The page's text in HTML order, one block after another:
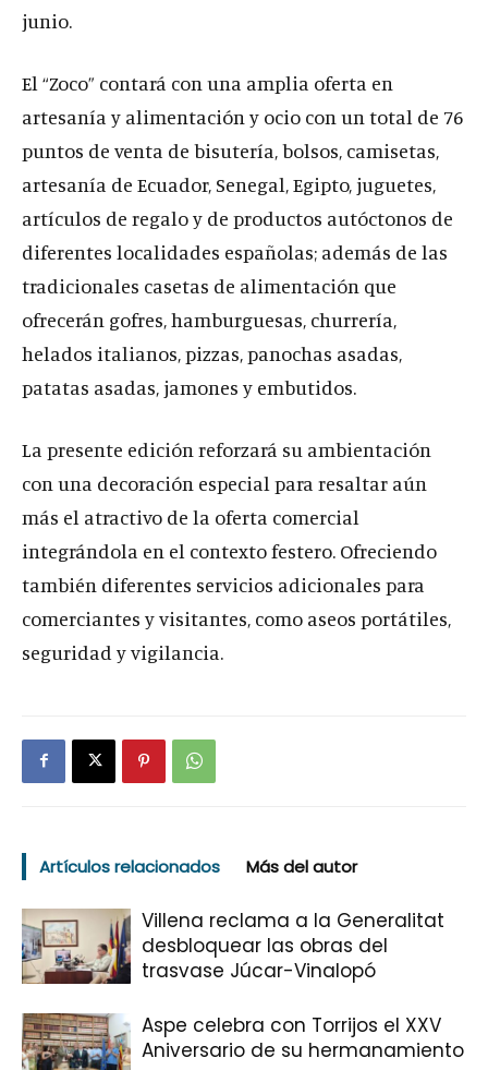
junio.
El “Zoco” contará con una amplia oferta en
artesanía y alimentación y ocio con un total de 76
puntos de venta de bisutería, bolsos, camisetas,
artesanía de Ecuador, Senegal, Egipto, juguetes,
artículos de regalo y de productos autóctonos de
diferentes localidades españolas; además de las
tradicionales casetas de alimentación que
ofrecerán gofres, hamburguesas, churrería,
helados italianos, pizzas, panochas asadas,
patatas asadas, jamones y embutidos.
La presente edición reforzará su ambientación
con una decoración especial para resaltar aún
más el atractivo de la oferta comercial
integrándola en el contexto festero. Ofreciendo
también diferentes servicios adicionales para
comerciantes y visitantes, como aseos portátiles,
seguridad y vigilancia.
Artículos relacionados Más del autor
Villena reclama a la Generalitat
desbloquear las obras del
trasvase Júcar-Vinalopó
Aspe celebra con Torrijos el XXV
Aniversario de su hermanamiento